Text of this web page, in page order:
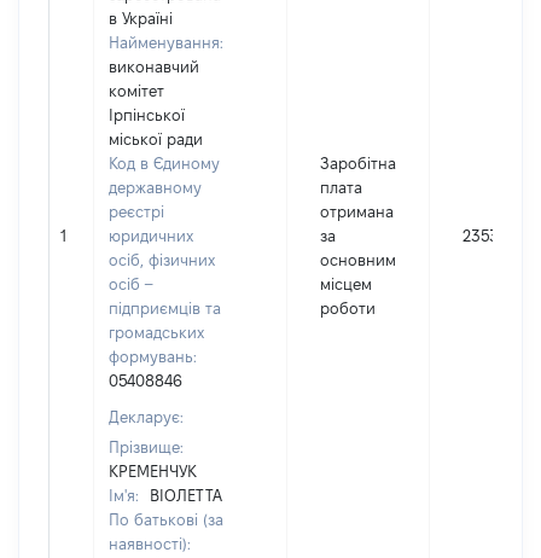
1
в Україні
Найменування:
виконавчий
комітет
Ірпінської
міської ради
Код в Єдиному
державному
реєстрі
юридичних
осіб, фізичних
осіб –
підприємців та
громадських
формувань:
05408846
Декларує:
Прізвище:
КРЕМЕНЧУК
Ім'я:
ВІОЛЕТТА
По батькові (за
наявності):
Заробітна
плата
отримана
за
основним
місцем
роботи
235395